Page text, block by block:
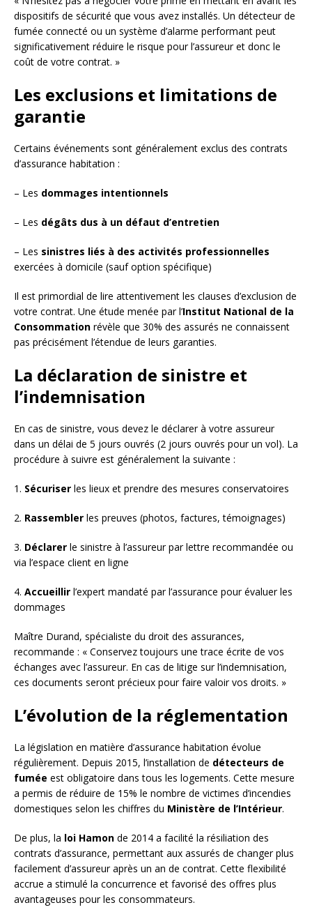
dispositifs de sécurité que vous avez installés. Un détecteur de
fumée connecté ou un système d’alarme performant peut
significativement réduire le risque pour l’assureur et donc le
coût de votre contrat. »
Les exclusions et limitations de
garantie
Certains événements sont généralement exclus des contrats
d’assurance habitation :
– Les dommages intentionnels
– Les dégâts dus à un défaut d’entretien
– Les sinistres liés à des activités professionnelles
exercées à domicile (sauf option spécifique)
Il est primordial de lire attentivement les clauses d’exclusion de
votre contrat. Une étude menée par l’Institut National de la
Consommation révèle que 30% des assurés ne connaissent
pas précisément l’étendue de leurs garanties.
La déclaration de sinistre et
l’indemnisation
En cas de sinistre, vous devez le déclarer à votre assureur
dans un délai de 5 jours ouvrés (2 jours ouvrés pour un vol). La
procédure à suivre est généralement la suivante :
1. Sécuriser les lieux et prendre des mesures conservatoires
2. Rassembler les preuves (photos, factures, témoignages)
3. Déclarer le sinistre à l’assureur par lettre recommandée ou
via l’espace client en ligne
4. Accueillir l’expert mandaté par l’assurance pour évaluer les
dommages
Maître Durand, spécialiste du droit des assurances,
recommande : « Conservez toujours une trace écrite de vos
échanges avec l’assureur. En cas de litige sur l’indemnisation,
ces documents seront précieux pour faire valoir vos droits. »
L’évolution de la réglementation
La législation en matière d’assurance habitation évolue
régulièrement. Depuis 2015, l’installation de détecteurs de
fumée est obligatoire dans tous les logements. Cette mesure
a permis de réduire de 15% le nombre de victimes d’incendies
domestiques selon les chiffres du Ministère de l’Intérieur.
De plus, la loi Hamon de 2014 a facilité la résiliation des
contrats d’assurance, permettant aux assurés de changer plus
facilement d’assureur après un an de contrat. Cette flexibilité
accrue a stimulé la concurrence et favorisé des offres plus
avantageuses pour les consommateurs.